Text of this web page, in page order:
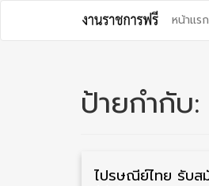
content
หน้าแรก
ป้ายกำกับ: